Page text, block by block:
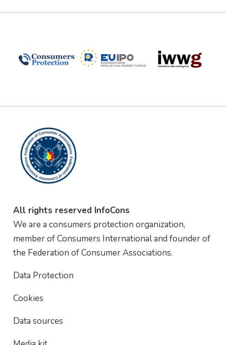
All rights reserved InfoCons
We are a consumers protection organization,
member of Consumers International and founder of
the Federation of Consumer Associations.
Data Protection
Cookies
Data sources